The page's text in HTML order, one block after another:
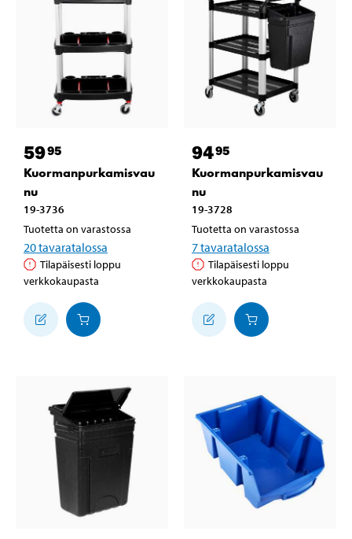
5995
Kuormanpurkamisvau
nu
19-3736
Tuotetta on varastossa
20tavaratalossa
Tilapäisesti loppu
verkkokaupasta
9495
Kuormanpurkamisvau
nu
19-3728
Tuotetta on varastossa
7tavaratalossa
Tilapäisesti loppu
verkkokaupasta